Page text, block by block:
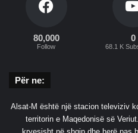
80,000
Follow
0
68.1 K
Për ne:
Alsat-M është një stacion televiziv
territorin e Maqedonisë së